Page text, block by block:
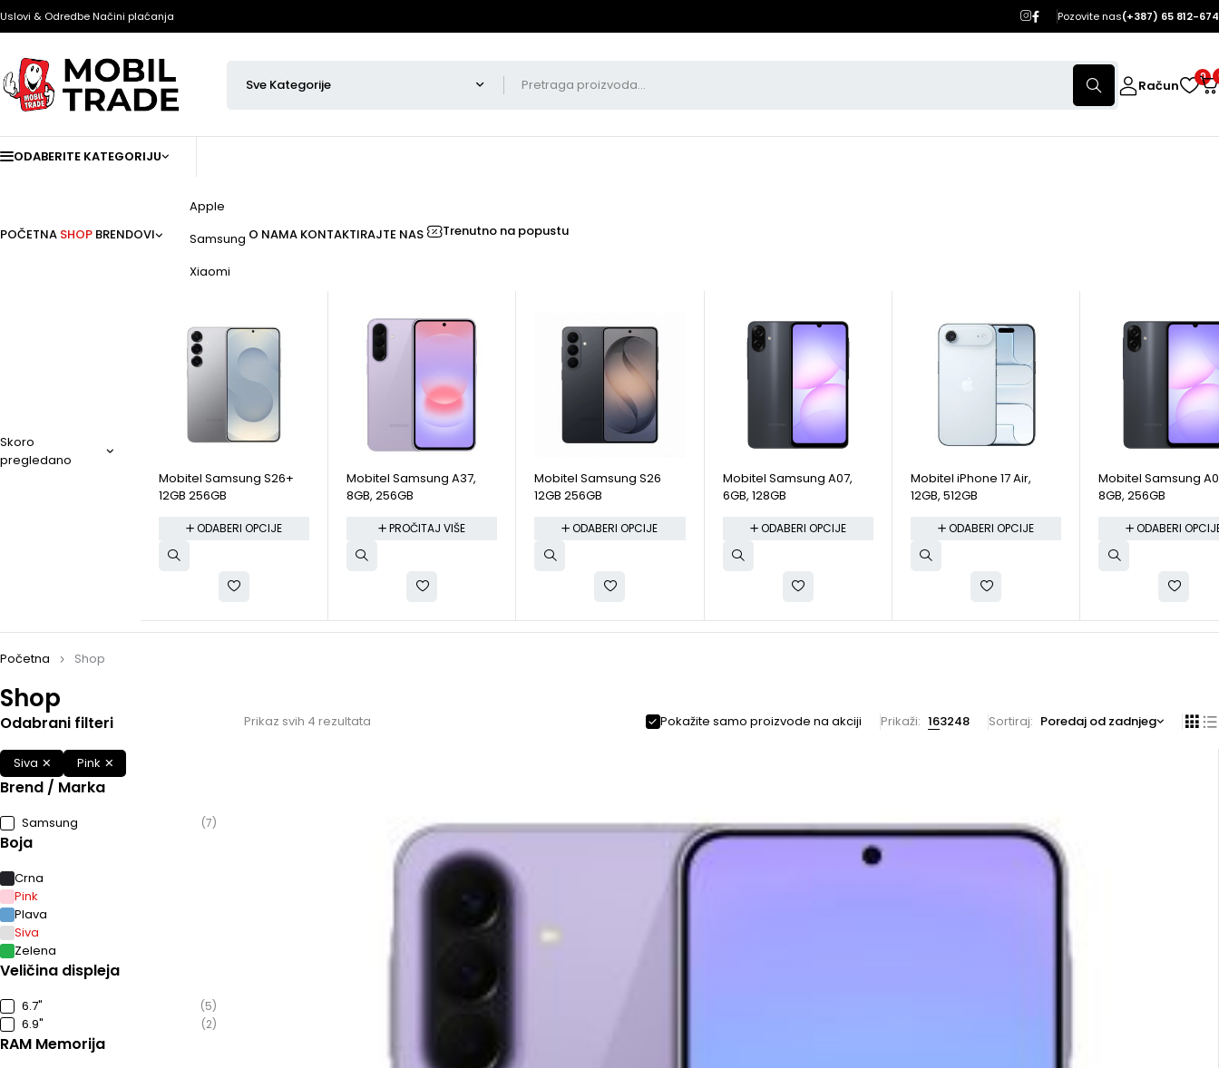
Uslovi & OdredbeNačini plaćanja Pozovite nas(+387) 65 812-674
Račun
0
ODABERITE KATEGORIJU
POČETNA SHOP BRENDOVI
Apple
Samsung
Xiaomi
O NAMA KONTAKTIRAJTE NAS Trenutno na popustu
Skoro
pregledano
Mobitel Samsung S26+
12GB 256GB
ODABERI OPCIJE
Mobitel Samsung A37,
8GB, 256GB
PROČITAJ VIŠE
Mobitel Samsung S26
12GB 256GB
ODABERI OPCIJE
Mobitel Samsung A07,
6GB, 128GB
ODABERI OPCIJE
Mobitel iPhone 17 Air,
12GB, 512GB
ODABERI OPCIJE
Mobitel Samsung
8GB, 256GB
ODABERI
Shop
Početna Shop
Odabrani filteri
Siva Pink
Brend / Marka
Samsung (7)
Boja
Crna
Pink
Plava
Siva
Zelena
Veličina displeja
6.7" (5)
6.9" (2)
RAM Memorija
Prikaz svih 4 rezultata Pokažite samo proizvode na akciji Prikaži: 163248 Sortiraj Poredaj od zadnjeg